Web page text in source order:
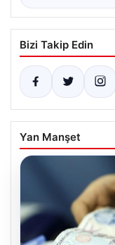
Bizi Takip Edin
Yan Manşet